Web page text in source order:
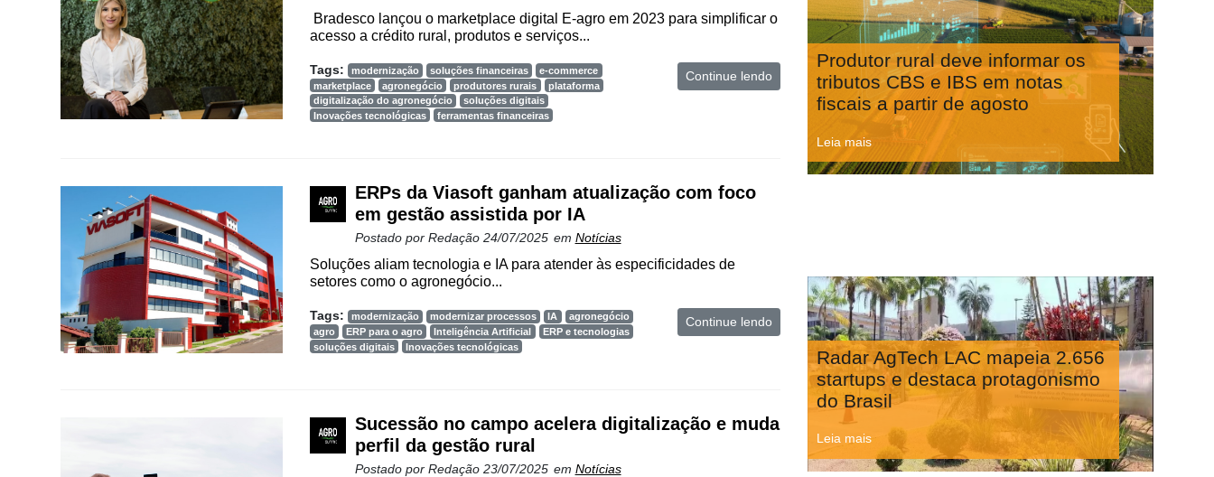
Mercado
Robótica
Conectividade
Bradesco lançou o marketplace digital E-agro em 2023 para simplificar o
acesso a crédito rural, produtos e serviços...
Tags: modernização soluções financeiras
e-commerce
marketplace
agronegócio produtores rurais
plataforma
digitalização do agronegócio
soluções digitais
Inovações tecnológicas
ferramentas financeiras
Continue lendo
ERPs da Viasoft ganham atualização com foco
em gestão assistida por IA
Postado por Redação 24/07/2025 em Notícias
Soluções aliam tecnologia e IA para atender às especificidades de
setores como o agronegócio...
Tags: modernização modernizar processos IA
agronegócio
agro
ERP para o agro Inteligência Artificial
ERP e tecnologias
soluções digitais
Inovações tecnológicas
Continue lendo
Sucessão no campo acelera digitalização e muda
perfil da gestão rural
Postado por Redação 23/07/2025 em Notícias
Produtor rural deve informar os
tributos CBS e IBS em notas
fiscais a partir de agosto
Leia mais
Radar AgTech LAC mapeia 2.656
startups e destaca protagonismo
do Brasil
Leia mais